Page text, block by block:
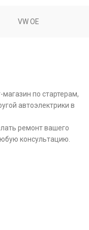
VW OE
по стартерам,
автоэлектрики в
ремонт вашего
консультацию.